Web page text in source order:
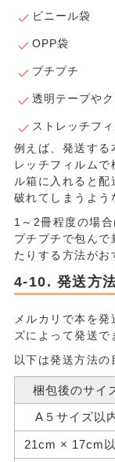
ビニール袋
OPP袋
プチプチ
透明テープや
ストレッチフ
例えば、発送する
レッチフィルム
ル箱に入れると
破れてしまうよう
1～2冊程度の場
プチプチで包ん
たりする方法がお
発送方
メルカリで本を
ズによって発送で
以下は発送方法の
梱包後のサイ
A５サイズ以
21cm × 17cm